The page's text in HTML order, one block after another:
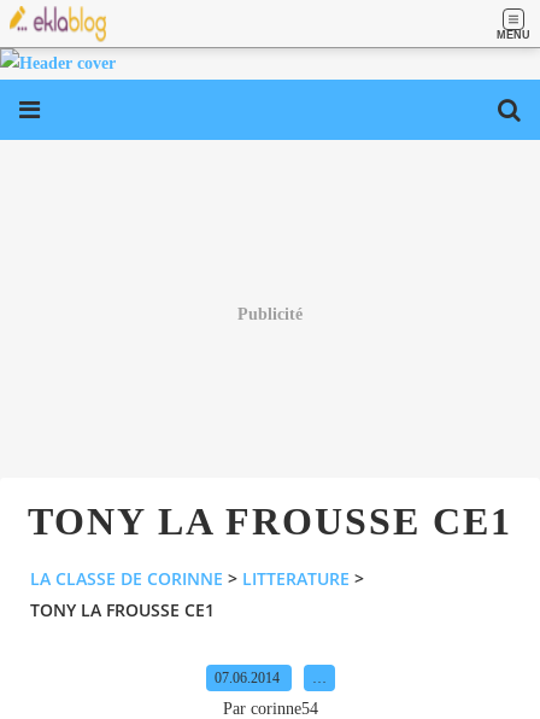
MENU
Publicité
TONY LA FROUSSE CE1
LA CLASSE DE CORINNE > LITTERATURE >
TONY LA FROUSSE CE1
07.06.2014
Par corinne54